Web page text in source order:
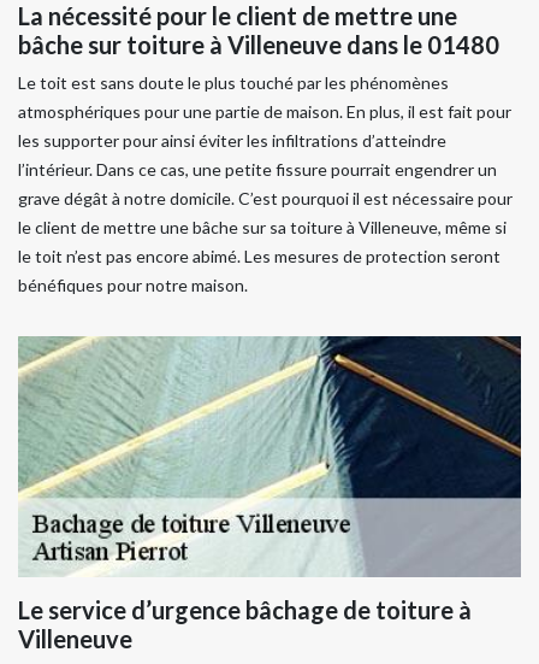
La nécessité pour le client de mettre une
bâche sur toiture à Villeneuve dans le 01480
Le toit est sans doute le plus touché par les phénomènes
atmosphériques pour une partie de maison. En plus, il est fait pour
les supporter pour ainsi éviter les infiltrations d’atteindre
l’intérieur. Dans ce cas, une petite fissure pourrait engendrer un
grave dégât à notre domicile. C’est pourquoi il est nécessaire pour
le client de mettre une bâche sur sa toiture à Villeneuve, même si
le toit n’est pas encore abimé. Les mesures de protection seront
bénéfiques pour notre maison.
Le service d’urgence bâchage de toiture à
Villeneuve